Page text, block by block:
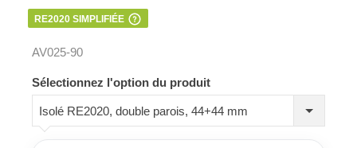
RE2020 SIMPLIFIÉE
AV025-90
Sélectionnez l'option du produit
Isolé RE2020, double parois, 44+44 mm